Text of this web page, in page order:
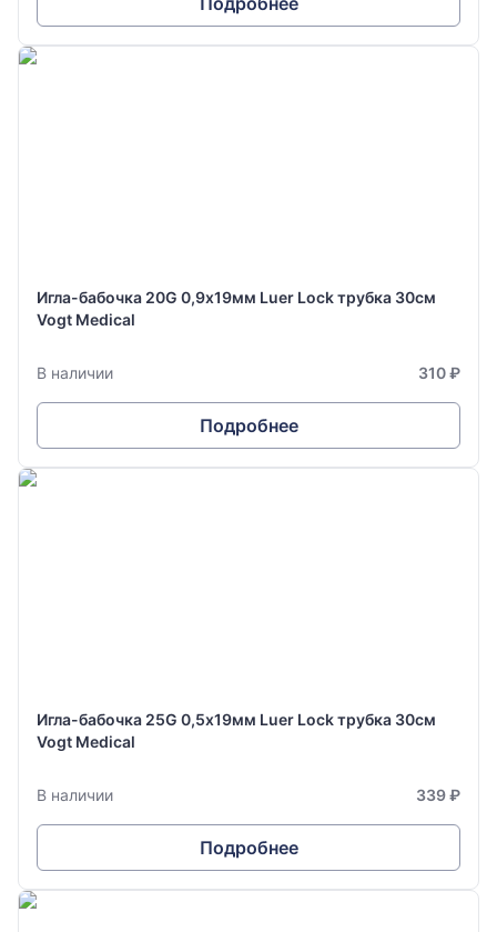
Игла-бабочка 20G 0,9х19мм Luer Lock трубка 30см
Vogt Medical
В наличии 310 ₽
Подробнее
Игла-бабочка 25G 0,5х19мм Luer Lock трубка 30см
Vogt Medical
В наличии 339 ₽
Подробнее